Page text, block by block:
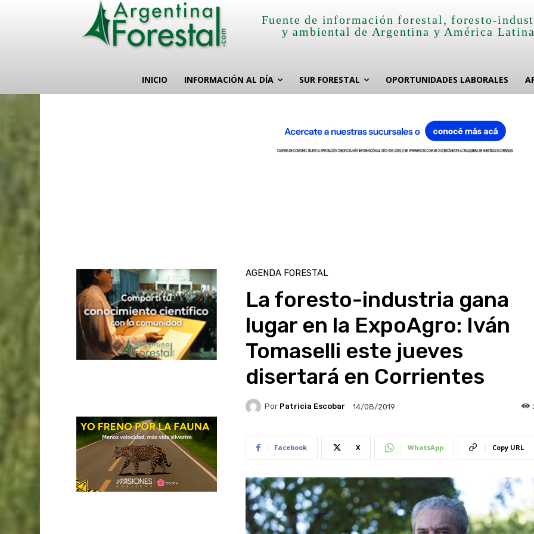
Fuente de información forestal, foresto-
y ambiental de Argentina y América
INICIO INFORMACIÓN AL DÍA SUR FORESTAL OPORTUNIDADES LABORALES
AGENDA FORESTAL
La foresto-industria gana
lugar en la ExpoAgro: Iván
Tomaselli este jueves
disertará en Corrientes
Por Patricia Escobar 14/08/2019
Facebook X WhatsApp Copy URL